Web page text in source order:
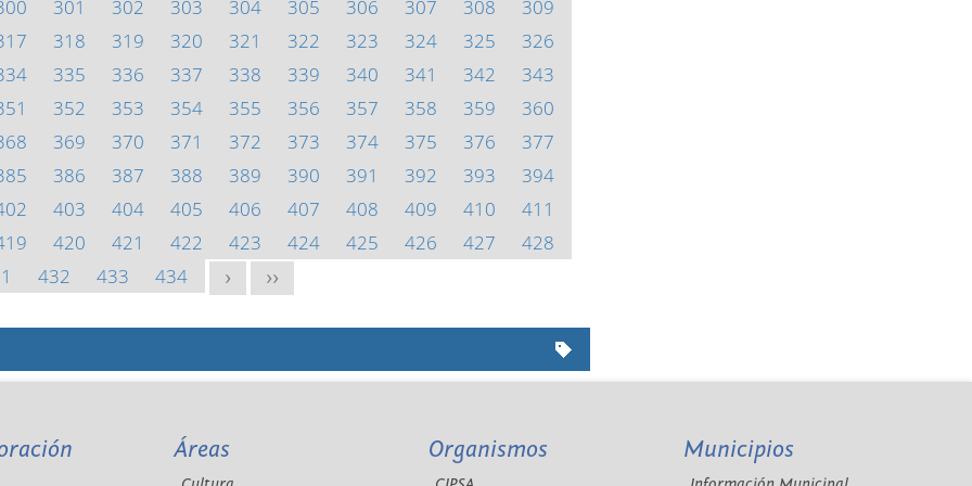
301 302 303 304 305 306 307 308
309
318 319 320 321 322 323 324 325
326
335 336 337 338 339 340 341 342
343
352 353 354 355 356 357 358 359
360
369 370 371 372 373 374 375 376
377
386 387 388 389 390 391 392 393
394
403 404 405 406 407 408 409 410
411
420 421 422 423 424 425 426 427
428
432 433 434 > >>
Áreas Organismos Municipios